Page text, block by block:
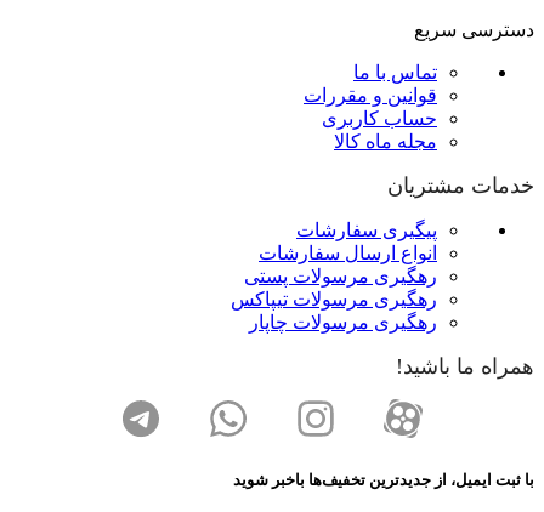
دسترسی سریع
تماس با ما
قوانین و مقررات
حساب کاربری
مجله ماه کالا
خدمات مشتریان
پیگیری سفارشات
انواع ارسال سفارشات
رهگیری مرسولات پستی
رهگیری مرسولات تیپاکس
رهگیری مرسولات چاپار
همراه ما باشید!
با ثبت ایمیل، از جدید‌ترین تخفیف‌ها با‌خبر شوید